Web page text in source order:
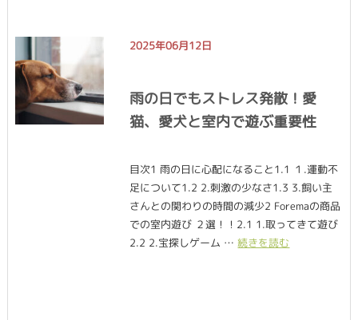
2025年06月12日
雨の日でもストレス発散！愛
猫、愛犬と室内で遊ぶ重要性
目次1 雨の日に心配になること1.1 １.運動不
足について1.2 2.刺激の少なさ1.3 3.飼い主
さんとの関わりの時間の減少2 Foremaの商品
での室内遊び ２選！！2.1 1.取ってきて遊び
2.2 2.宝探しゲーム …続きを読む